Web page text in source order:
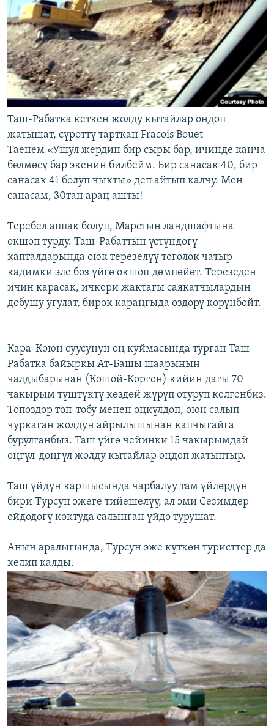
Таш-Рабатка кеткен жолду кытайлар оңдоп
жатышат, сүрөттү тарткан Fracois Bouet
Таенем «Ушул жердин бир сыры бар, ичинде канча
бөлмөсү бар экенин билбейм. Бир санасак 40, бир
санасак 41 болуп чыкты» деп айтып калчу. Мен
санасам, 30тан араң ашты!
Теребел аппак болуп, Марстын ландшафтына
окшоп турду. Таш-Рабаттын үстүндөгү
капталдарында оюк терезелүү тоголок чатыр
кадимки эле боз үйгө окшоп дөмпөйөт. Терезеден
ичин карасак, ичкери жактагы саякатчылардын
добушу угулат, бирок караңгыда өздөрү көрүнбөйт.
Кара-Коюн суусунун оң куймасында турган Таш-
Рабатка байыркы Ат-Башы шаарынын
чалдыбарынан (Кошой-Коргон) кийин дагы 70
чакырым түштүктү көздөй жүрүп отуруп келгенбиз.
Топоздор топ-тобу менен өңкүлдөп, оюн салып
чуркаган жолдун айрылышынан капчыгайга
бурулганбыз. Таш үйгө чейинки 15 чакырымдай
өңгүл-дөңгүл жолду кытайлар оңдоп жатыптыр.
Таш үйдүн каршысында чарбалуу там үйлөрдүн
бири Турсун эжеге тийешелүү, ал эми Сезимдер
өйдөдөгү коктуда салынган үйдө турушат.
Анын аралыгында, Турсун эже күткөн туристтер да
келип калды.